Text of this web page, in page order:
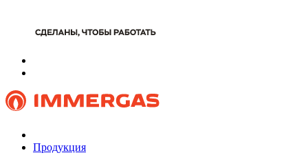
Продукция